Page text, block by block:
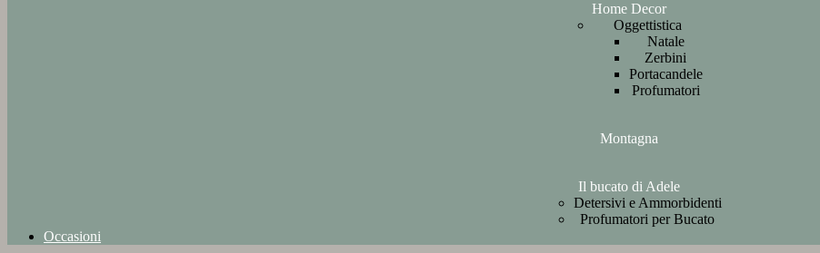
Home Decor
Oggettistica
Natale
Zerbini
Portacandele
Profumatori
Montagna
Il bucato di Adele
Detersivi e Ammorbidenti
Profumatori per Bucato
Occasioni